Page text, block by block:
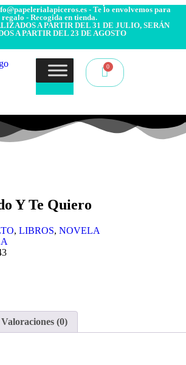
- Te lo envolvemos para
regalo - Recogida en tienda.
A PARTIR DEL 31 DE JULIO, SERÁN
A PARTIR DEL 23 DE AGOSTO
Y Te Quiero
, LIBROS, NOVELA
Valoraciones (0)